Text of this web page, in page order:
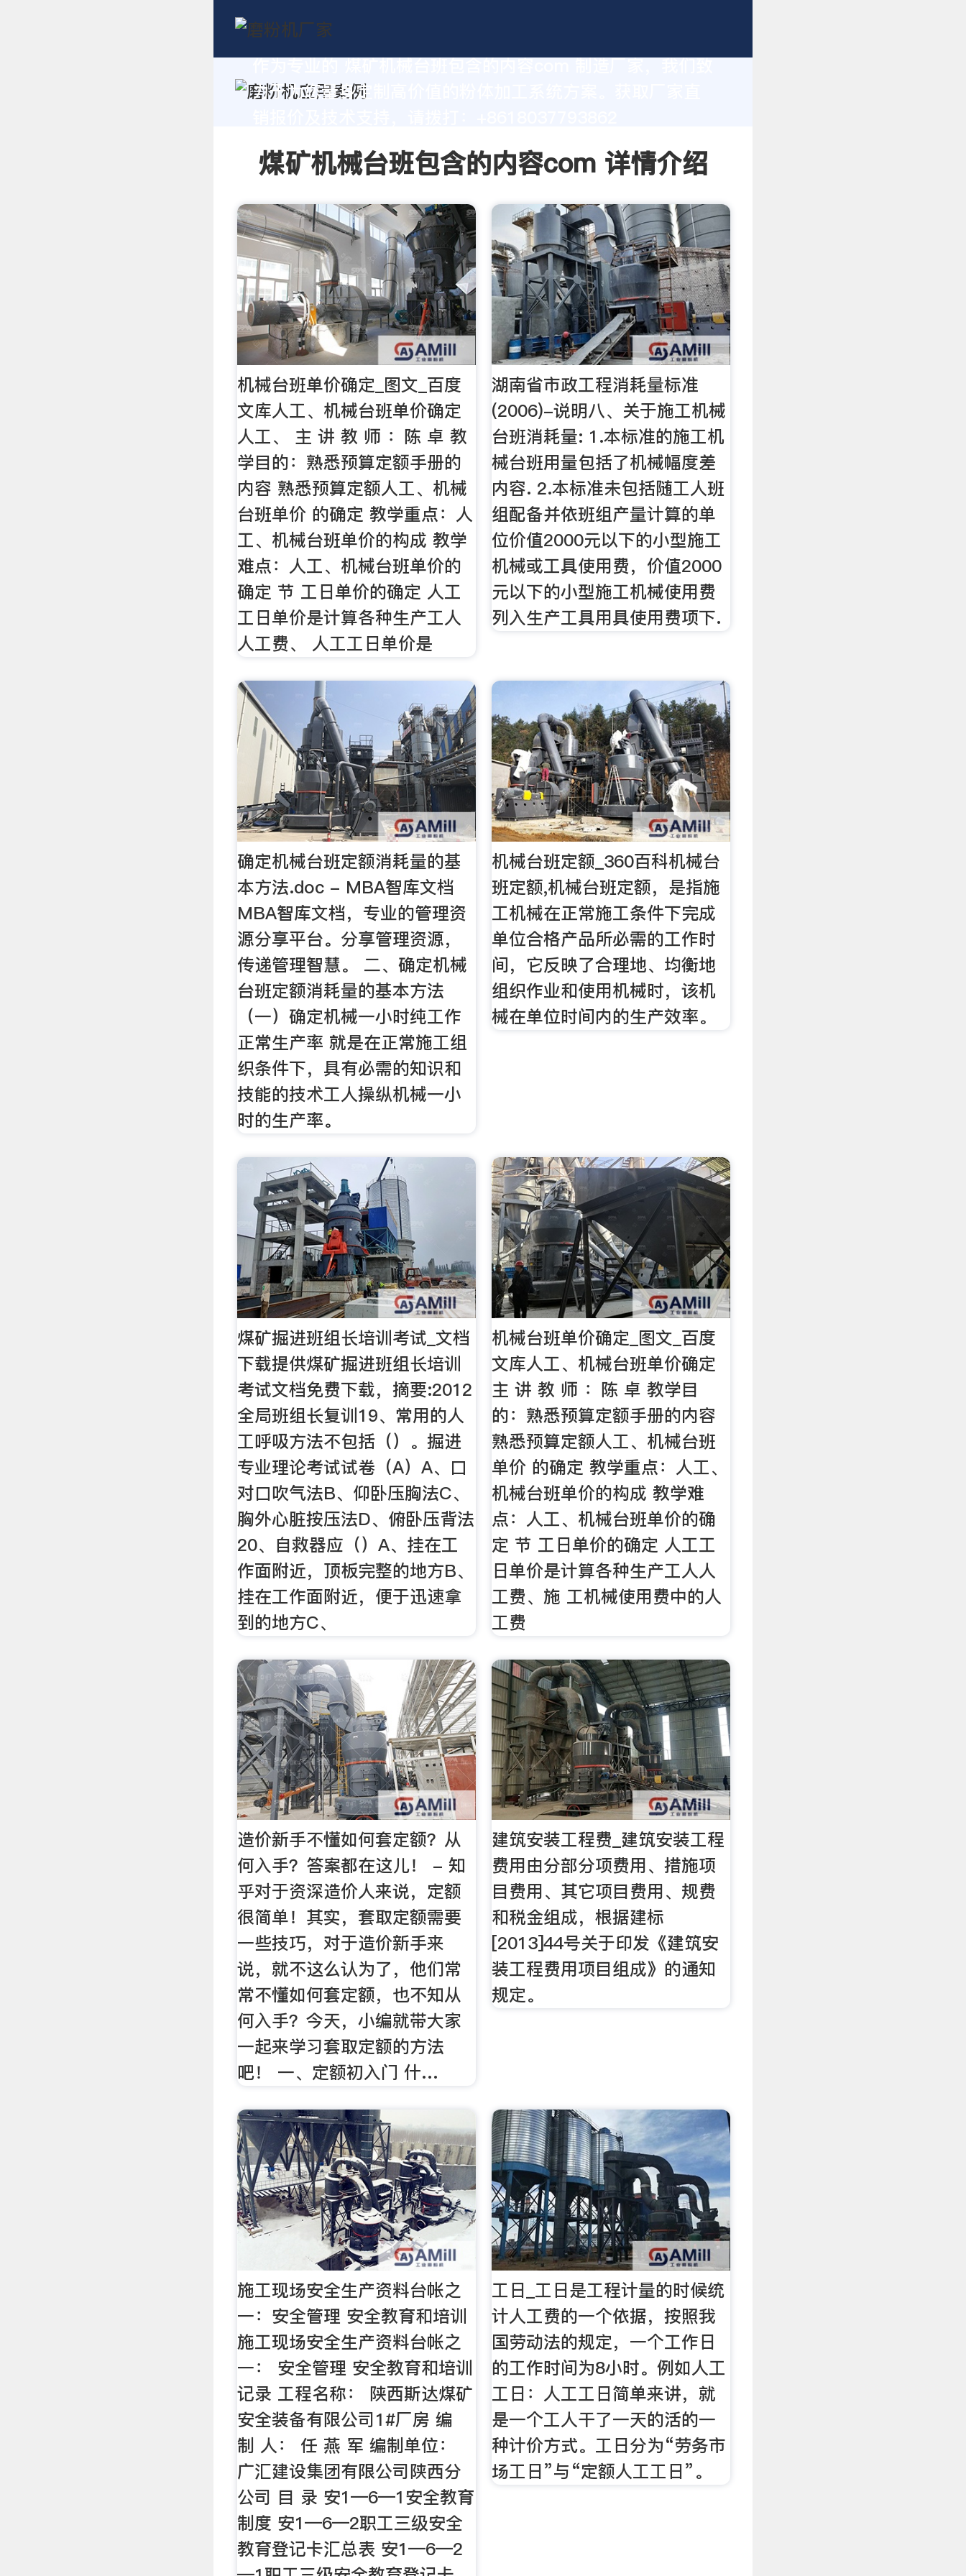
力于为您量身定制高价值的粉体加工系统方案。获取厂家直
煤矿机械台班包含的内容com 详情介绍
机械台班单价确定_图文_百度
文库人工、机械台班单价确定
人工、 主 讲 教 师 ：陈 卓 教
学目的：熟悉预算定额手册的
内容 熟悉预算定额人工、机械
台班单价 的确定 教学重点：人
工、机械台班单价的构成 教学
难点：人工、机械台班单价的
确定 节 工日单价的确定 人工
工日单价是计算各种生产工人
人工费、 人工工日单价是
湖南省市政工程消耗量标准
(2006)-说明八、关于施工机械
台班消耗量: 1.本标准的施工机
械台班用量包括了机械幅度差
内容. 2.本标准未包括随工人班
组配备并依班组产量计算的单
位价值2000元以下的小型施工
机械或工具使用费，价值2000
元以下的小型施工机械使用费
列入生产工具用具使用费项下.
确定机械台班定额消耗量的基
本方法.doc - MBA智库文档
MBA智库文档，专业的管理资
源分享平台。分享管理资源，
传递管理智慧。 二、确定机械
台班定额消耗量的基本方法
（一）确定机械一小时纯工作
正常生产率 就是在正常施工组
织条件下，具有必需的知识和
技能的技术工人操纵机械一小
时的生产率。
机械台班定额_360百科机械台
班定额,机械台班定额，是指施
工机械在正常施工条件下完成
单位合格产品所必需的工作时
间，它反映了合理地、均衡地
组织作业和使用机械时，该机
械在单位时间内的生产效率。
煤矿掘进班组长培训考试_文档
下载提供煤矿掘进班组长培训
考试文档免费下载，摘要:2012
全局班组长复训19、常用的人
工呼吸方法不包括（）。掘进
专业理论考试试卷（A）A、口
对口吹气法B、仰卧压胸法C、
胸外心脏按压法D、俯卧压背法
20、自救器应（）A、挂在工
作面附近，顶板完整的地方B、
挂在工作面附近，便于迅速拿
到的地方C、
机械台班单价确定_图文_百度
文库人工、机械台班单价确定
主 讲 教 师 ：陈 卓 教学目
的：熟悉预算定额手册的内容
熟悉预算定额人工、机械台班
单价 的确定 教学重点：人工、
机械台班单价的构成 教学难
点：人工、机械台班单价的确
定 节 工日单价的确定 人工工
日单价是计算各种生产工人人
工费、施 工机械使用费中的人
工费
造价新手不懂如何套定额？从
何入手？答案都在这儿！ - 知
乎对于资深造价人来说，定额
很简单！其实，套取定额需要
一些技巧，对于造价新手来
说，就不这么认为了，他们常
常不懂如何套定额，也不知从
何入手？今天，小编就带大家
一起来学习套取定额的方法
吧！ 一、定额初入门 什…
建筑安装工程费_建筑安装工程
费用由分部分项费用、措施项
目费用、其它项目费用、规费
和税金组成，根据建标
[2013]44号关于印发《建筑安
装工程费用项目组成》的通知
规定。
施工现场安全生产资料台帐之
一：安全管理 安全教育和培训
施工现场安全生产资料台帐之
一： 安全管理 安全教育和培训
记录 工程名称： 陕西斯达煤矿
安全装备有限公司1#厂房 编
制 人： 任 燕 军 编制单位：
广汇建设集团有限公司陕西分
公司 目 录 安1—6—1安全教育
制度 安1—6—2职工三级安全
教育登记卡汇总表 安1—6—2
工日_工日是工程计量的时候统
计人工费的一个依据，按照我
国劳动法的规定，一个工作日
的工作时间为8小时。例如人工
工日：人工工日简单来讲，就
是一个工人干了一天的活的一
种计价方式。工日分为“劳务市
场工日”与“定额人工工日”。